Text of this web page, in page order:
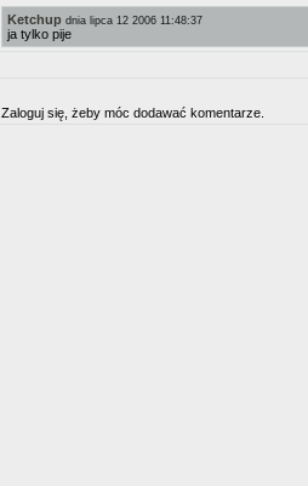
Ketchup dnia lipca 12 2006 11:48:37
ja tylko pije
Zaloguj się, żeby móc dodawać komentarze.